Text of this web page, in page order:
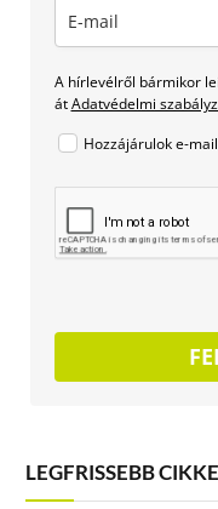
A hírlevélről bármikor
átAdatvédelmi
Hozzájárulok e-
LEGFRISSEBB